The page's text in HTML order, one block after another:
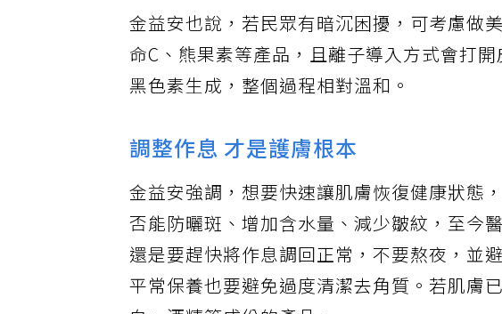
金益安也說，若民眾有暗沉困擾，可考慮做
命C、熊果素等產品，且離子導入方式會打
黑色素生成，整個過程相對溫和。
調整作息 才是護膚根本
金益安強調，想要快速讓肌膚恢復健康狀態
否能防曬斑、增加含水量、減少皺紋，至今
還是要趕快將作息調回正常，不要熬夜，並
平常保養也要避免過度清潔去角質。若肌膚